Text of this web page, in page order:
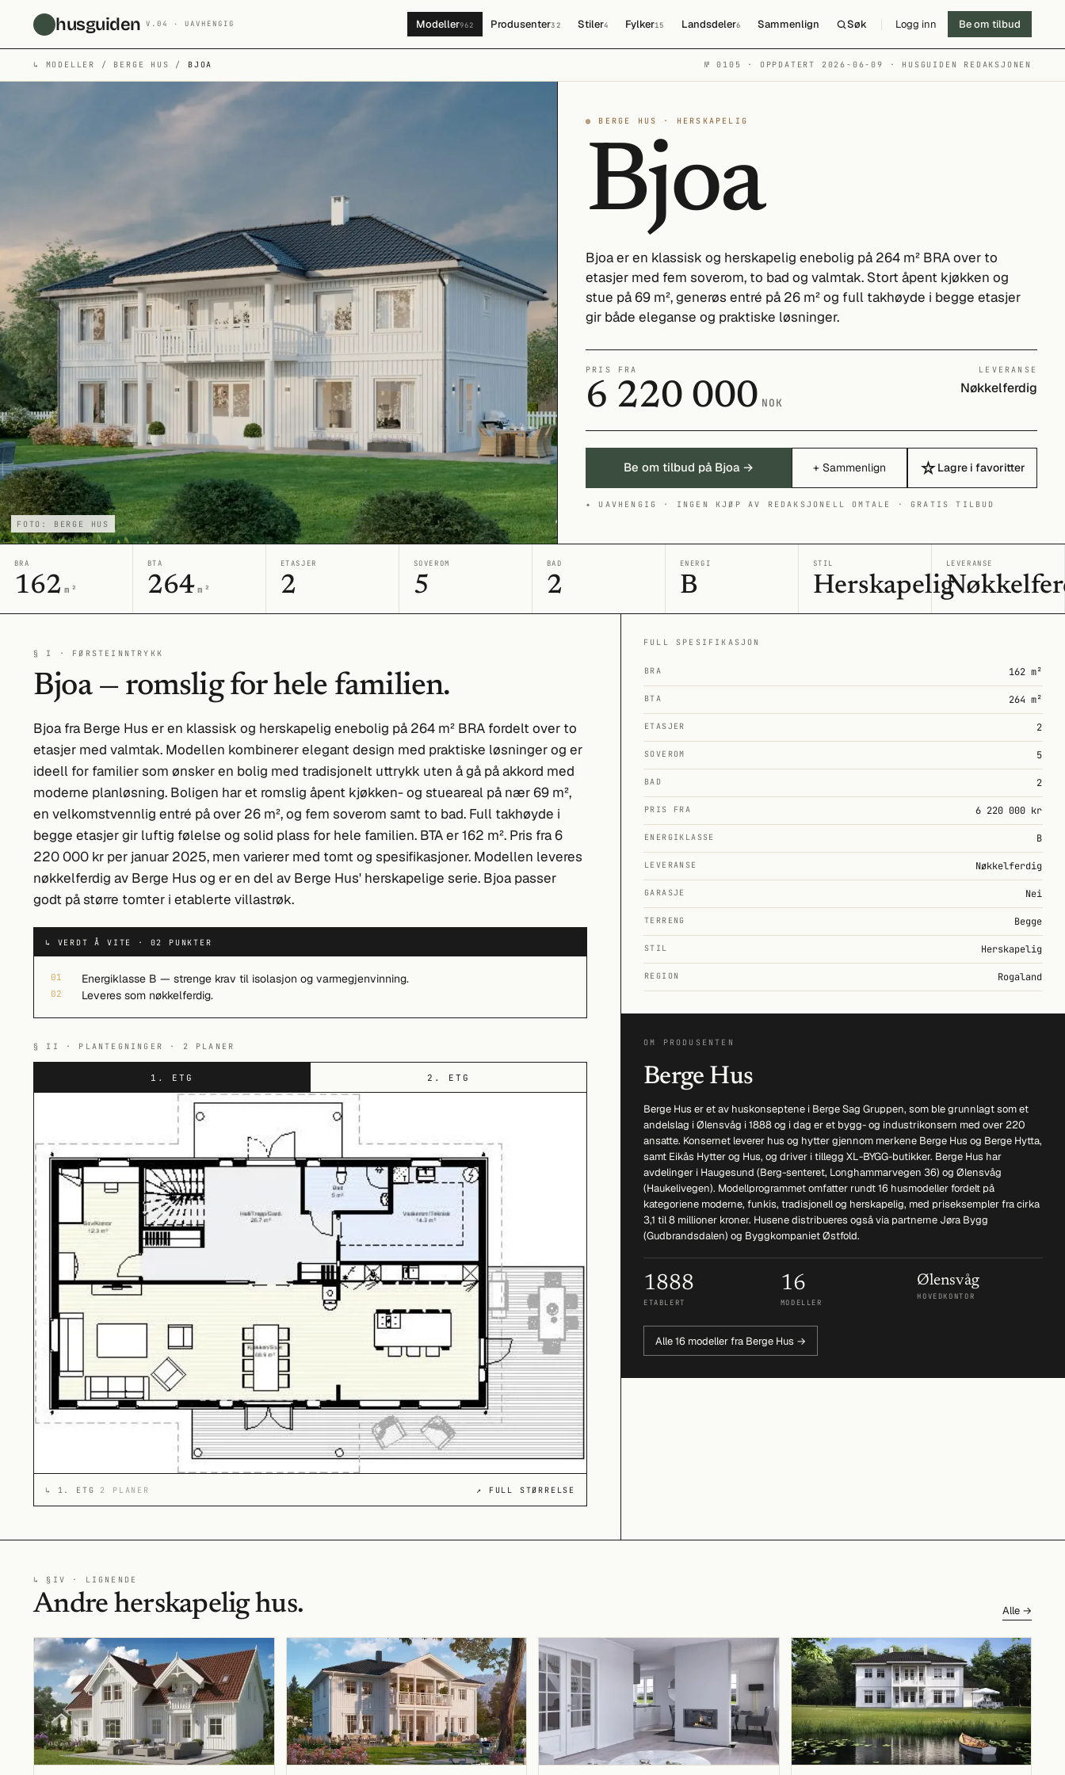
husguiden V.04 · UAVHENGIG Modeller962 Produsenter32 Stiler4 Fylker15 Landsdeler6 Sammenlign Søk Logg inn Be om tilbud
↳ MODELLER / BERGE HUS / BJOA № 0105 · OPPDATERT 2026-06-09 · HUSGUIDEN REDAKSJONEN
FOTO: BERGE HUS
◍ BERGE HUS · HERSKAPELIG
Bjoa
Bjoa er en klassisk og herskapelig enebolig på 264 m² BRA over to
etasjer med fem soverom, to bad og valmtak. Stort åpent kjøkken og
stue på 69 m², generøs entré på 26 m² og full takhøyde i begge etasjer
gir både eleganse og praktiske løsninger.
PRIS FRA
6 220 000 NOK
LEVERANSE
Nøkkelferdig
Be om tilbud på Bjoa → + Sammenlign ☆Lagre i favoritter
✦ UAVHENGIG · INGEN KJØP AV REDAKSJONELL OMTALE · GRATIS TILBUD
BRA
162 m²
BTA
264 m²
ETASJER
2
SOVEROM
5
BAD
2
ENERGI
B
STIL
Herskapelig
LEVERANSE
§ I · FØRSTEINNTRYKK
Bjoa — romslig for hele familien.
Bjoa fra Berge Hus er en klassisk og herskapelig enebolig på 264 m² BRA fordelt over to
etasjer med valmtak. Modellen kombinerer elegant design med praktiske løsninger og er
ideell for familier som ønsker en bolig med tradisjonelt uttrykk uten å gå på akkord med
moderne planløsning. Boligen har et romslig åpent kjøkken- og stueareal på nær 69 m²,
en velkomstvennlig entré på over 26 m², og fem soverom samt to bad. Full takhøyde i
begge etasjer gir luftig følelse og solid plass for hele familien. BTA er 162 m². Pris fra 6
220 000 kr per januar 2025, men varierer med tomt og spesifikasjoner. Modellen leveres
nøkkelferdig av Berge Hus og er en del av Berge Hus' herskapelige serie. Bjoa passer
godt på større tomter i etablerte villastrøk.
↳ VERDT Å VITE · 02 PUNKTER
01 Energiklasse B — strenge krav til isolasjon og varmegjenvinning.
02 Leveres som nøkkelferdig.
§ II · PLANTEGNINGER · 2 PLANER
1. ETG 2. ETG
↳ 1. ETG 2 PLANER ↗ FULL STØRRELSE
FULL SPESIFIKASJON
BRA 162 m²
BTA 264 m²
ETASJER 2
SOVEROM 5
BAD 2
PRIS FRA 6 220 000 kr
ENERGIKLASSE B
LEVERANSE Nøkkelferdig
GARASJE Nei
TERRENG Begge
STIL Herskapelig
REGION Rogaland
OM PRODUSENTEN
Berge Hus
Berge Hus er et av huskonseptene i Berge Sag Gruppen, som ble grunnlagt som et
andelslag i Ølensvåg i 1888 og i dag er et bygg- og industrikonsern med over 220
ansatte. Konsernet leverer hus og hytter gjennom merkene Berge Hus og Berge Hytta,
samt Eikås Hytter og Hus, og driver i tillegg XL-BYGG-butikker. Berge Hus har
avdelinger i Haugesund (Berg-senteret, Longhammarvegen 36) og Ølensvåg
(Haukelivegen). Modellprogrammet omfatter rundt 16 husmodeller fordelt på
kategoriene moderne, funkis, tradisjonell og herskapelig, med priseksempler fra cirka
3,1 til 8 millioner kroner. Husene distribueres også via partnerne Jøra Bygg
(Gudbrandsdalen) og Byggkompaniet Østfold.
1888
ETABLERT
16
MODELLER
Ølensvåg
HOVEDKONTOR
Alle 16 modeller fra Berge Hus →
↳ §IV · LIGNENDE
Andre herskapelig hus. Alle →